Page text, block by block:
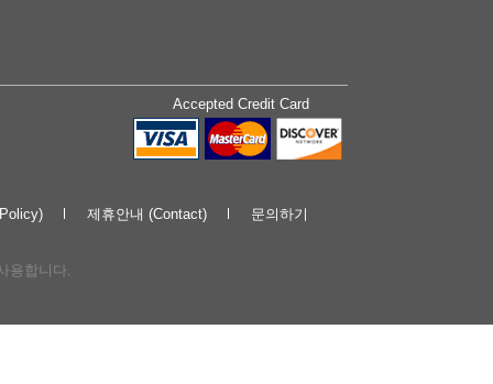
Accepted Credit Card
제휴안내 (Contact) 문의하기
용합니다.